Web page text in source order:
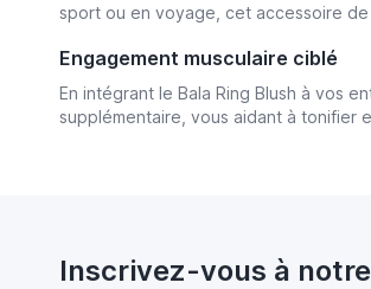
sport ou en voyage, cet accessoire
Engagement musculaire ciblé
En intégrant le Bala Ring Blush à vos
supplémentaire, vous aidant à tonifier
Inscrivez-vous à